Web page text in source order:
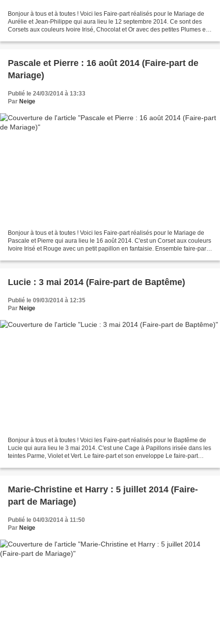
Bonjour à tous et à toutes ! Voici les Faire-part réalisés pour le Mariage de
Aurélie et Jean-Philippe qui aura lieu le 12 septembre 2014. Ce sont des
Corsets aux couleurs Ivoire Irisé, Chocolat et Or avec des petites Plumes en
Pascale et Pierre : 16 août 2014 (Faire-part de
Mariage)
Publié le 24/03/2014 à 13:33
Par Neige
Bonjour à tous et à toutes ! Voici les Faire-part réalisés pour le Mariage de
Pascale et Pierre qui aura lieu le 16 août 2014. C'est un Corset aux couleurs
Ivoire Irisé et Rouge avec un petit papillon en fantaisie. Ensemble faire-part,
Lucie : 3 mai 2014 (Faire-part de Baptême)
Publié le 09/03/2014 à 12:35
Par Neige
Bonjour à tous et à toutes ! Voici les Faire-part réalisés pour le Baptême de
Lucie qui aura lieu le 3 mai 2014. C'est une Cage à Papillons irisée dans les
teintes Parme, Violet et Vert. Le faire-part et son enveloppe Le faire-part
Marie-Christine et Harry : 5 juillet 2014 (Faire-
part de Mariage)
Publié le 04/03/2014 à 11:50
Par Neige